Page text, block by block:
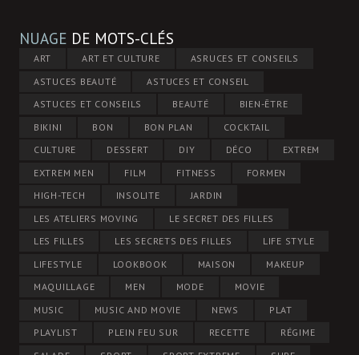
NUAGE DE MOTS-CLÉS
ART ART ET CULTURE
ASRUCES ET CONSEILS
ASTUCES BEAUTÉ
ASTUCES ET CONSEIL
ASTUCES ET CONSEILS
BEAUTÉ
BIEN-ÊTRE
BIKINI
BON BON PLAN
COCKTAIL
CULTURE
DESSERT DIY DÉCO
EXTREM
EXTREM MEN
FILM FITNESS
FORMEN
HIGH-TECH
INSOLITE
JARDIN
LES ATELIERS MOVING
LE SECRET DES FILLES
LES FILLES
LES SECRETS DES FILLES
LIFE STYLE
LIFESTYLE
LOOKBOOK MAISON
MAKEUP
MAQUILLAGE
MEN MODE
MOVIE
MUSIC
MUSIC AND MOVIE NEWS
PLAT
PLAYLIST
PLEIN FEU SUR RECETTE
RÉGIME